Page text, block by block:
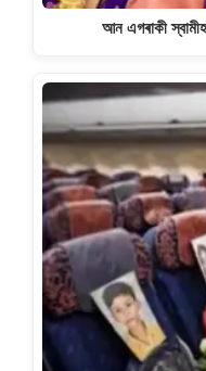
আন এগৰাকী